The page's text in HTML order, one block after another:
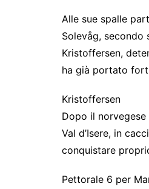
Alle sue spalle
Solevåg, secondo
Kristoffersen,
ha già portato
Kristoffersen
Dopo il
Val d’Isere, in
conquistare
Pettorale 6 per